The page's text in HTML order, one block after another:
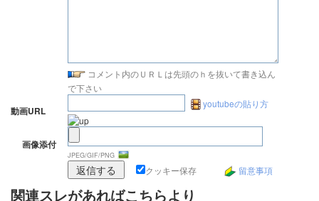
コメント内のＵＲＬは先頭のｈを抜いて書き込ん
で下さい
動画URL
youtubeの貼り方
画像添付
JPEG/GIF/PNG
クッキー保存 留意事項
関連スレがあればこちらより